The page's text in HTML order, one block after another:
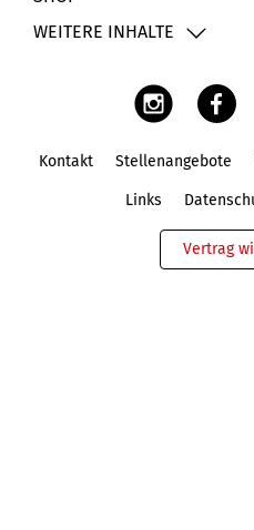
WEITERE INHALTE
Kontakt Stellenangebote
Links
Vertrag